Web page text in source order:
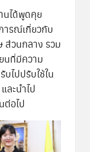
นได้พูดคุย
ารณ์เกี่ยวกับ
ส่วนกลาง รวม
นที่มีความ
ไปปรับใช้ใน
ละนำไป
ต่อไป